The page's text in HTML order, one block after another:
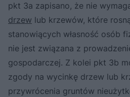
pkt 3a zapisano, że nie
drzew lub krzewów, które
stanowiących własność osób
nie jest związana z
gospodarczej. Z kolei pkt 3b
zgody na wycinkę drzew lub
przywrócenia gruntów